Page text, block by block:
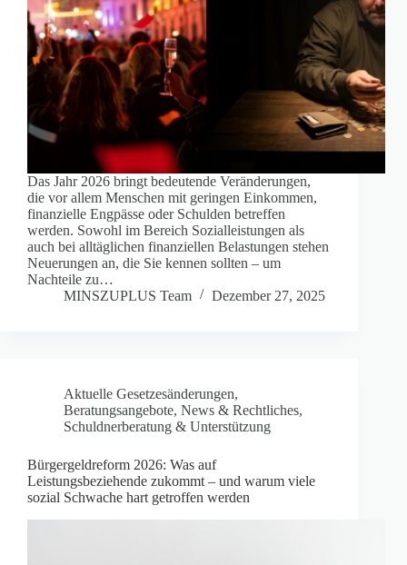
Das Jahr 2026 bringt bedeutende Veränderungen,
die vor allem Menschen mit geringen Einkommen,
finanzielle Engpässe oder Schulden betreffen
werden. Sowohl im Bereich Sozialleistungen als
auch bei alltäglichen finanziellen Belastungen stehen
Neuerungen an, die Sie kennen sollten – um
Nachteile zu…
MINSZUPLUS Team
Dezember 27, 2025
Aktuelle Gesetzesänderungen,
Beratungsangebote, News & Rechtliches,
Schuldnerberatung & Unterstützung
Bürgergeldreform 2026: Was auf
Leistungsbeziehende zukommt – und warum viele
sozial Schwache hart getroffen werden